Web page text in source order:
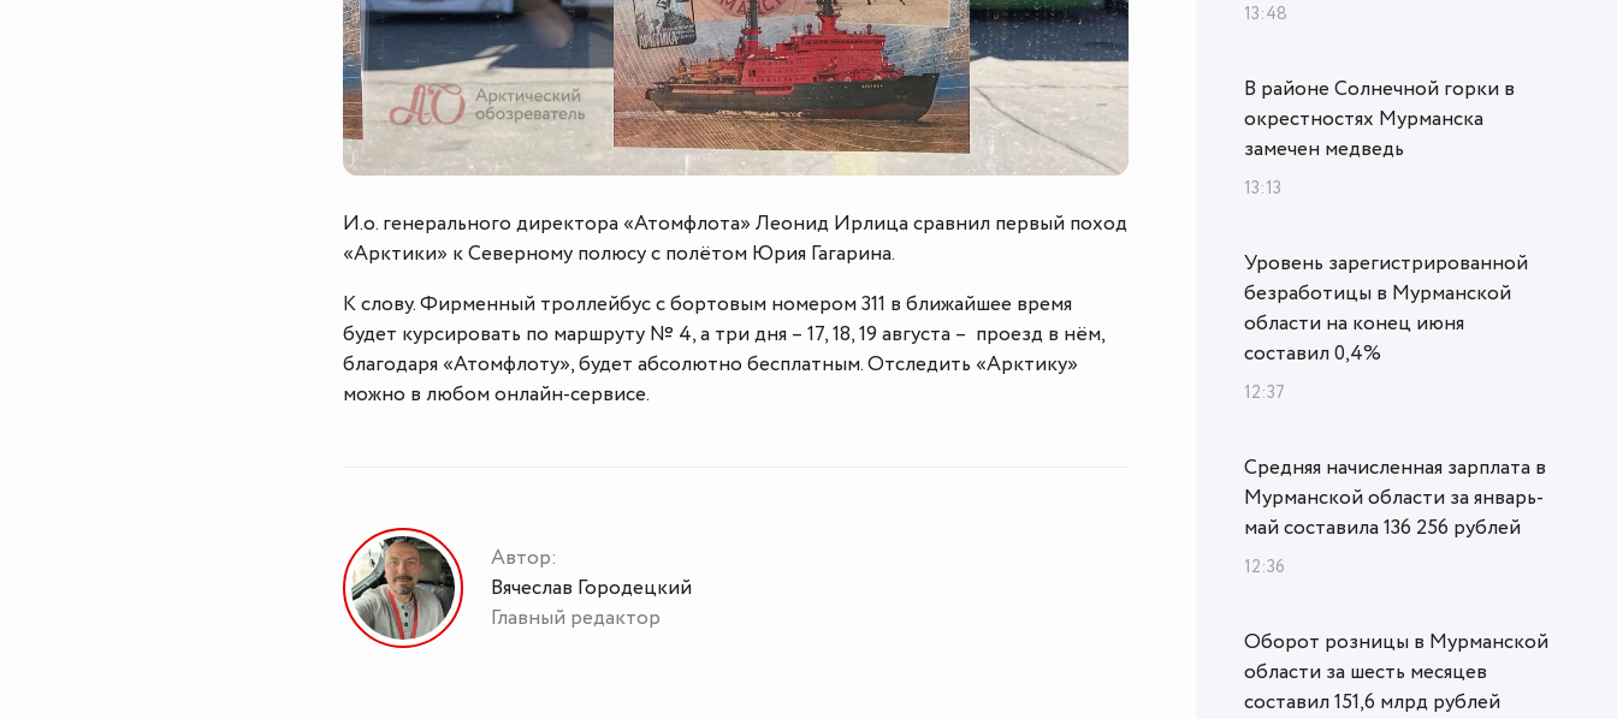
И.о. генерального директора «Атомфлота» Леонид Ирлица сравнил первый поход
«Арктики» к Северному полюсу с полётом Юрия Гагарина.
К слову. Фирменный троллейбус с бортовым номером 311 в ближайшее время
будет курсировать по маршруту № 4, а три дня – 17, 18, 19 августа – проезд в нём,
благодаря «Атомфлоту», будет абсолютно бесплатным. Отследить «Арктику»
можно в любом онлайн-сервисе.
Автор:
Вячеслав Городецкий
Главный редактор
13:48
В районе Солнечной горки в
окрестностях Мурманска
замечен медведь
13:13
Уровень зарегистрированной
безработицы в Мурманской
области на конец июня
составил 0,4%
12:37
Средняя начисленная зарплата в
Мурманской области за январь-
май составила 136 256 рублей
12:36
Оборот розницы в Мурманской
области за шесть месяцев
составил 151,6 млрд рублей